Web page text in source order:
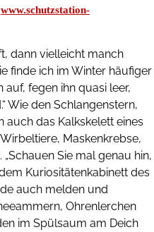
www.schutzstation-
dann vielleicht manch
finde ich im Winter häufiger
auf, fegen ihn quasi leer,
Wie den Schlangenstern,
auch das Kalkskelett eines
Maskenkrebse,
Sie mal genau hin,
Kuriositätenkabinett des
auch melden und
Ohrenlerchen
im Spülsaum am Deich